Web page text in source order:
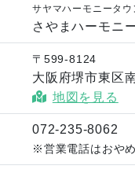
サヤマハーモニータ
さやまハーモニ
〒599-8124
大阪府堺市東区
地図を見る
072-235-8062
※営業電話はおやめ